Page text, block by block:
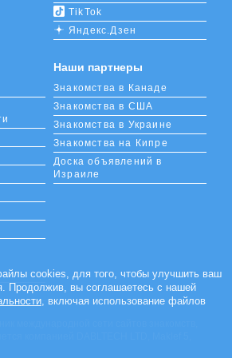
TikTok
Яндекс.Дзен
Наши партнеры
Знакомства в Канаде
Знакомства в США
Знакомства в Украине
Знакомства на Кипре
Доска объявлений в
Израиле
компанией DABLTECH LTD, Maklef 5,
cookies, для того, чтобы улучшить ваш
Продолжив, вы соглашаетесь с нашей
, включая использование файлов